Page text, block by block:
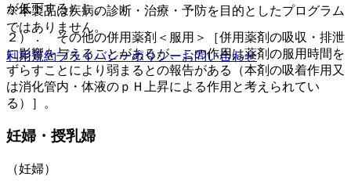
が低下する）］。
２）． その他の併用薬剤＜服用＞［併用薬剤の吸収・排泄
に影響を与えることがあるが、この作用は薬剤の服用時間を
ずらすことにより弱まるとの報告がある（本剤の吸着作用又
は消化管内・体液のｐＨ上昇による作用と考えられてい
る）］。
妊婦・授乳婦
（妊婦）
※本製品は疾病の診断・治療・予防を目的としたプログラム
ではありません。
利用規約プライバシーポリシーお問い合わせ